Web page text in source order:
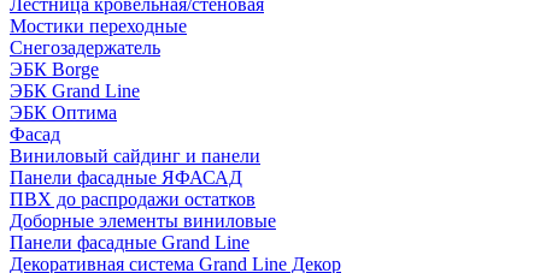
Лестница кровельная/стеновая
Мостики переходные
Снегозадержатель
ЭБК Borge
ЭБК Grand Line
ЭБК Оптима
Фасад
Виниловый сайдинг и панели
Панели фасадные ЯФАСАД
ПВХ до распродажи остатков
Доборные элементы виниловые
Панели фасадные Grand Line
Декоративная система Grand Line Декор